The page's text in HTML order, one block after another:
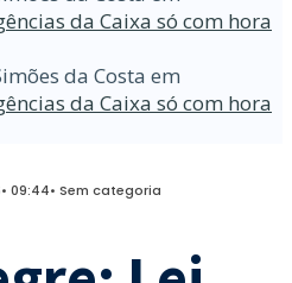
da Caixa só com hora
da Costa em
da Caixa só com hora
• 09:44• Sem categoria